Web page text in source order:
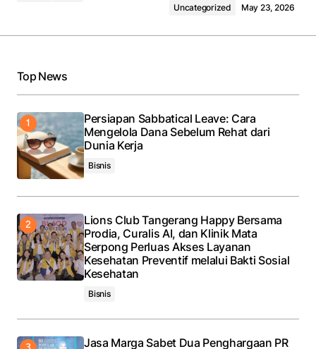
Uncategorized May 23, 2026
Top News
Persiapan Sabbatical Leave: Cara
Mengelola Dana Sebelum Rehat dari
Dunia Kerja
Bisnis
Lions Club Tangerang Happy Bersama
Prodia, Curalis AI, dan Klinik Mata
Serpong Perluas Akses Layanan
Kesehatan Preventif melalui Bakti Sosial
Kesehatan
Bisnis
Jasa Marga Sabet Dua Penghargaan PR